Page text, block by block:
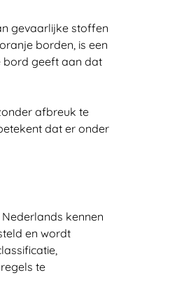
gevaarlijke stoffen
borden, is een
bord geeft aan dat
afbreuk te
dat er onder
kennen
en wordt
te